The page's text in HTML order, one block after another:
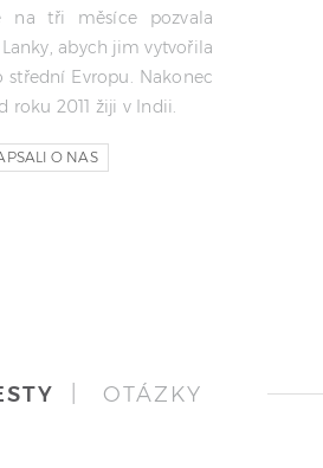
na tři měsíce pozvala
abych jim vytvořila
Evropu. Nakonec
roku 2011 žiji v Indii.
O NAS
| OTÁZKY